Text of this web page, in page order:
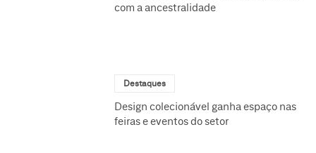
com a ancestralidade
Destaques
Design colecionável ganha espaço nas
feiras e eventos do setor